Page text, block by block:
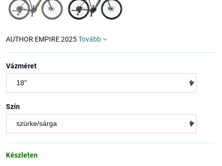
AUTHOR EMPIRE 2025Tovább
Vázméret
Szín
Készleten